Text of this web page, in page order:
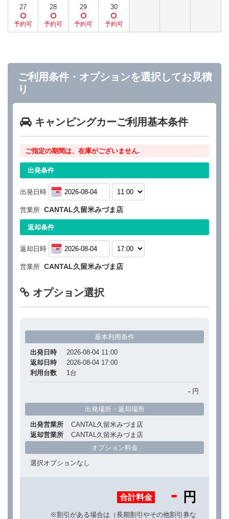
27 28 29 30
ご利用条件・オプションを選択してお見積
り
キャンピングカーご利用基本条件
ご指定の期間は、在庫がございません.
出発条件
出発日時
営業所 CANTAL久留米みづま店
返却条件
返却日時
営業所 CANTAL久留米みづま店
オプション選択
基本利用条件
出発日時
2026-08-04 11:00
返却日時
2026-08-04 17:00
利用台数
1台
- 円
出発場所・返却場所
出発営業所
CANTAL久留米みづま店
返却営業所
CANTAL久留米みづま店
オプション料金
選択オプションなし
合計料金 - 円
※割引がある場合は（長期割引やその他割引券な